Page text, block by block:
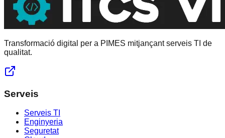
Transformació digital per a PIMES mitjançant serveis TI de
qualitat.
Serveis
Serveis TI
Enginyeria
Seguretat